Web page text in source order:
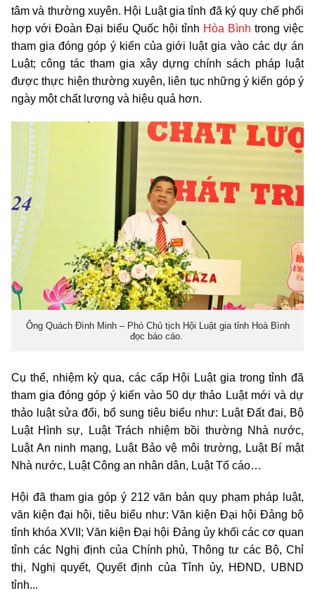
tâm và thường xuyên. Hội Luật gia tỉnh đã ký quy chế phối
hợp với Đoàn Đại biểu Quốc hội tỉnh Hòa Bình trong việc
tham gia đóng góp ý kiến của giới luật gia vào các dự án
Luật; công tác tham gia xây dựng chính sách pháp luật
được thực hiện thường xuyên, liên tục những ý kiến góp ý
ngày một chất lượng và hiệu quả hơn.
Ông Quách Đình Minh – Phó Chủ tịch Hội Luật gia tỉnh Hoà Bình
đọc báo cáo.
Cụ thể, nhiệm kỳ qua, các cấp Hội Luật gia trong tỉnh đã
tham gia đóng góp ý kiến vào 50 dự thảo Luật mới và dự
thảo luật sửa đổi, bổ sung tiêu biểu như: Luật Đất đai, Bộ
Luật Hình sự, Luật Trách nhiệm bồi thường Nhà nước,
Luật An ninh mạng, Luật Bảo vệ môi trường, Luật Bí mật
Nhà nước, Luật Công an nhân dân, Luật Tố cáo…
Hội đã tham gia góp ý 212 văn bản quy phạm pháp luật,
văn kiện đại hội, tiêu biểu như: Văn kiện Đại hội Đảng bộ
tỉnh khóa XVII; Văn kiện Đại hội Đảng ủy khối các cơ quan
tỉnh các Nghị định của Chính phủ, Thông tư các Bộ, Chỉ
thị, Nghị quyết, Quyết định của Tỉnh ủy, HĐND, UBND
tỉnh...